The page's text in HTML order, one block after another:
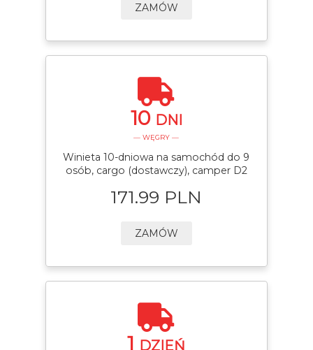
ZAMÓW
10 DNI
— WĘGRY —
Winieta 10-dniowa na samochód do 9
osób, cargo (dostawczy), camper D2
171.99 PLN
ZAMÓW
1 DZIEŃ